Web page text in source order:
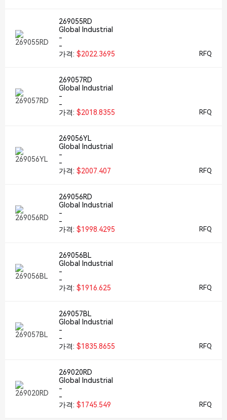
269055RD
Global Industrial
-
-
가격: $2022.3695 RFQ
269057RD
Global Industrial
-
-
가격: $2018.8355 RFQ
269056YL
Global Industrial
-
-
가격: $2007.407 RFQ
269056RD
Global Industrial
-
-
가격: $1998.4295 RFQ
269056BL
Global Industrial
-
-
가격: $1916.625 RFQ
269057BL
Global Industrial
-
-
가격: $1835.8655 RFQ
269020RD
Global Industrial
-
-
가격: $1745.549 RFQ